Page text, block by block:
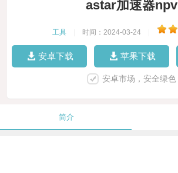
astar加速器npv
工具 时间：2024-03-24
安卓下载 苹果下载
安卓市场，安全绿色
简介